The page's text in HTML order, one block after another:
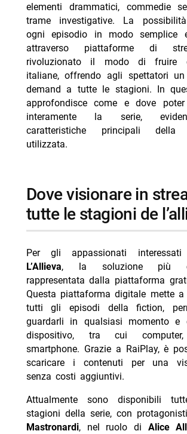
- Anplagghed stasera su Nove: Aldo
Giacomo in tv
- Little Big Italy a Toronto 9 agosto
- Italia’s Got Talent 9 agosto 2026 TV8
- CSI Vegas stasera Rai 4 9 agosto
- Programmi TV oggi domenica 9
daytime
elementi drammatici, commedie
trame investigative. La
ogni episodio in modo semplice
attraverso piattaforme di
rivoluzionato il modo di fruire
italiane, offrendo agli spettatori
demand a tutte le stagioni. In
approfondisce come e dove poter
interamente la serie,
caratteristiche principali della
utilizzata.
dove visionare in streaming
tutte le stagioni de
Per gli appassionati
L’Allieva, la soluzione più
rappresentata dalla piattaforma
Questa piattaforma digitale mette a
tutti gli episodi della fiction,
guardarli in qualsiasi momento e
dispositivo, tra cui
smartphone. Grazie a RaiPlay, è
scaricare i contenuti per una
senza costi aggiuntivi.
Attualmente sono disponibili
stagioni della serie, con
Mastronardi, nel ruolo di Alice